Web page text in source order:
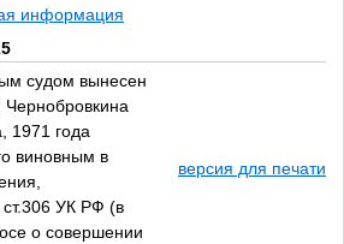
информация
судом вынесен
Чернобровкина
1971 года
виновным в
ст.306 УК РФ (в
о совершении
версия для печати